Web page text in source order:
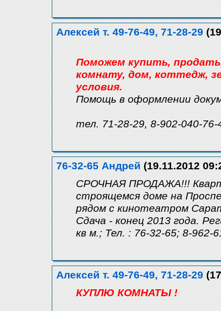
Алексей т. 49-76-49, 71-28-29
Поможем купить,
комнату, дом, коттедж,
условия.
Помощь в оформлении
тел. 71-28-29, 8-902-040-76-
76-32-65 Андрей (19.11.2012
СРОЧНАЯ ПРОДАЖА!!!
строящемся доме на
рядом с кинотеатром
Сдача - конец 2013 года.
кв м.; Тел. : 76-32-65; 8-962-
Алексей т. 49-76-49, 71-28-29
КУПЛЮ КОМНАТЫ !